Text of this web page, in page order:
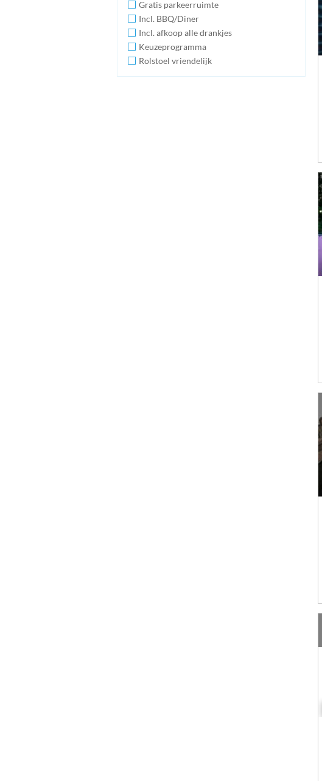
Gratis parkeerruimte
Incl. BBQ/Diner
Incl. afkoop alle drankjes
Keuzeprogramma
Rolstoel vriendelijk